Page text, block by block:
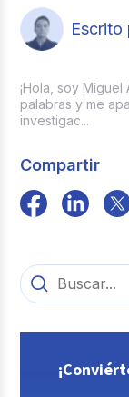
Escrito
¡Hola, soy
palabras y me
investigac...
Compartir